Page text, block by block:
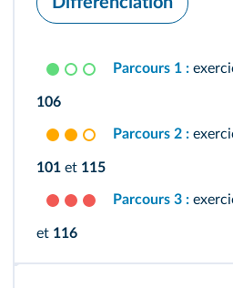
Parcours 1 :
106
Parcours 2 :
101 et 115
Parcours 3 :
et 116